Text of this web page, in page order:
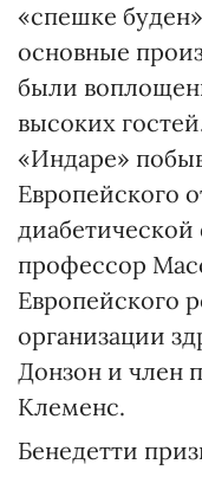
«спешке
основные
были
высоких
«Индаре»
Европейского
профессор
Европейского
организации
Донзон и член
Клеменс.
Бенедетти